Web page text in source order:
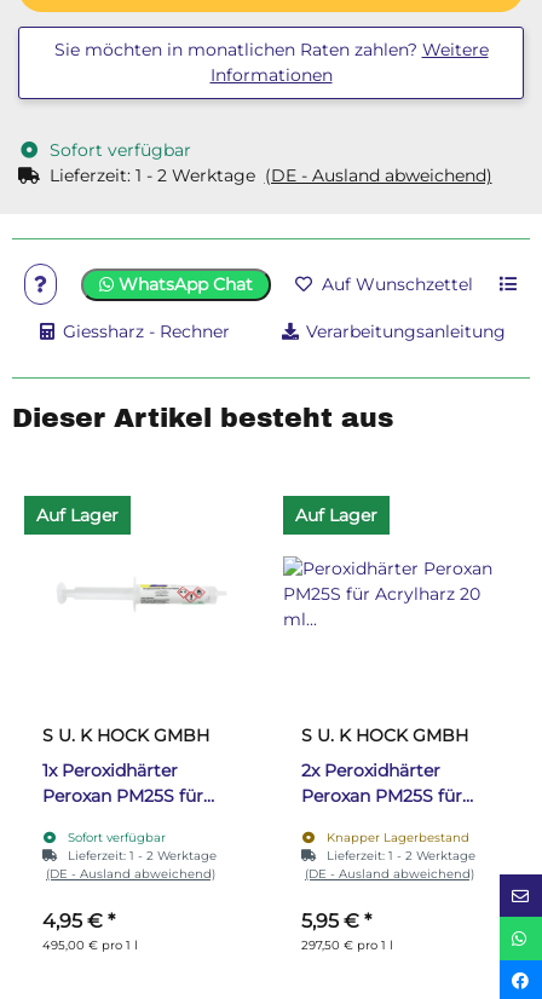
Sie möchten in monatlichen Raten zahlen? Weitere
Informationen
Sofort verfügbar
Lieferzeit: 1 - 2 Werktage (DE - Ausland abweichend)
WhatsApp Chat Auf Wunschzettel
Giessharz - Rechner Verarbeitungsanleitung
Dieser Artikel besteht aus
Auf Lager
S U. K HOCK GMBH
1x Peroxidhärter
Peroxan PM25S für
Dosierspritze
Sofort verfügbar
Lieferzeit: 1 - 2 Werktage
(DE - Ausland abweichend)
4,95 € *
495,00 € pro 1 l
Auf Lager
S U. K HOCK GMBH
2x Peroxidhärter
Peroxan PM25S für
Dosierspritze
Knapper Lagerbestand
Lieferzeit: 1 - 2 Werktage
(DE - Ausland abweichend)
5,95 € *
297,50 € pro 1 l